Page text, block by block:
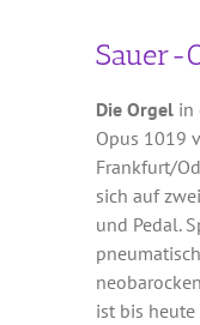
Sauer-
Die Orgel in
Opus 1019
Frankfurt/
sich auf
und Pedal.
ist bis